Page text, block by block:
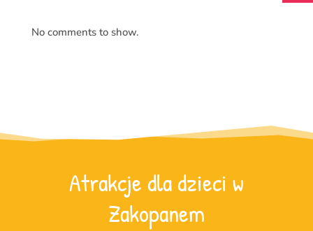
No comments to show.
Atrakcje dla dzieci w
Zakopanem